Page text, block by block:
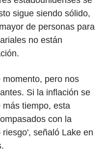
sigue siendo sólido,
de personas para
no están
pero nos
Si la inflación se
tiempo, esta
con la
señaló Lake en